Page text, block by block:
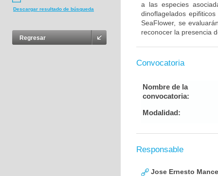
Descargar resultado de búsqueda
Regresar
a las especies
dinoflagelados
SeaFlower, se
reconocer la presencia
Convocatoria
Nombre de la
convocatoria:
Modalidad:
Responsable
Jose Ernesto